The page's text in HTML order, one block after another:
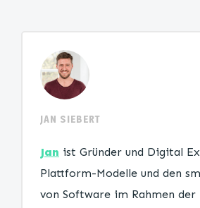
JAN SIEBERT
Jan ist Gründer und Digital
Plattform-Modelle und den
von Software im Rahmen der